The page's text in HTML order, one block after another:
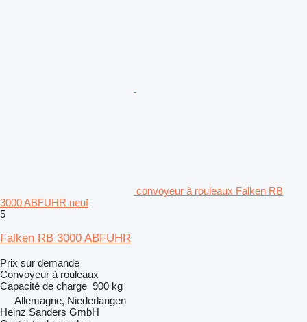
convoyeur à rouleaux Falken RB
3000 ABFUHR neuf
5
Falken RB 3000 ABFUHR
Prix sur demande
Convoyeur à rouleaux
Capacité de charge 900 kg
Allemagne, Niederlangen
Heinz Sanders GmbH